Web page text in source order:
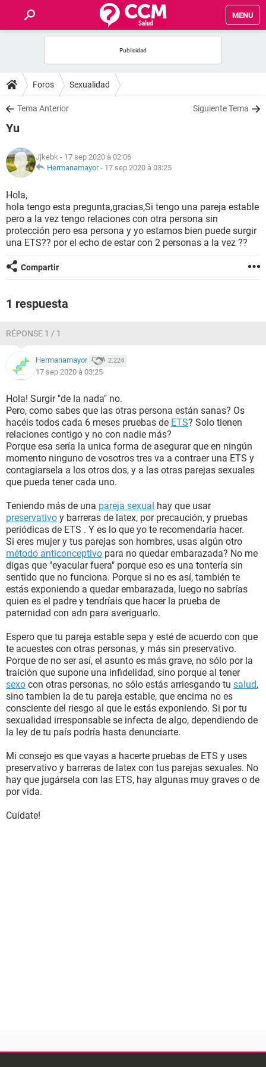
MENU
FORUMS
SALUD
NUTRICIÓN
BIENESTAR
SEXUALIDAD
GLOSARIO
Foros Sexualidad
Tema Anterior Siguiente Tema
Yu
Jjkebk - 17 sep 2020 à 02:06
Hermanamayor- 17 sep 2020 à 03:25
Hola,
hola tengo esta pregunta,gracias,Si tengo una pareja estable
pero a la vez tengo relaciones con otra persona sin
protección pero esa persona y yo estamos bien puede surgir
una ETS?? por el echo de estar con 2 personas a la vez ??
Compartir
1 respuesta
RÉPONSE 1 / 1
Hermanamayor 2.224
17 sep 2020 à 03:25
Hola! Surgir "de la nada" no.
Pero, como sabes que las otras persona están sanas? Os
hacéis todos cada 6 meses pruebas de ETS? Solo tienen
relaciones contigo y no con nadie más?
Porque esa sería la unica forma de asegurar que en ningún
momento ninguno de vosotros tres va a contraer una ETS y
contagiarsela a los otros dos, y a las otras parejas sexuales
que pueda tener cada uno.
Teniendo más de una pareja sexual hay que usar
preservativo y barreras de latex, por precaución, y pruebas
periódicas de ETS . Y es lo que yo te recomendaría hacer.
Si eres mujer y tus parejas son hombres, usas algún otro
método anticonceptivo para no quedar embarazada? No me
digas que "eyacular fuera" porque eso es una tontería sin
sentido que no funciona. Porque si no es así, también te
estás exponiendo a quedar embarazada, luego no sabrías
quien es el padre y tendríais que hacer la prueba de
paternidad con adn para averiguarlo.
Espero que tu pareja estable sepa y esté de acuerdo con que
te acuestes con otras personas, y más sin preservativo.
Porque de no ser así, el asunto es más grave, no sólo por la
traición que supone una infidelidad, sino porque al tener
sexo con otras personas, no sólo estás arriesgando tu salud,
sino tambien la de tu pareja estable, que encima no es
consciente del riesgo al que le estás exponiendo. Si por tu
sexualidad irresponsable se infecta de algo, dependiendo de
la ley de tu país podría hasta denunciarte.
Mi consejo es que vayas a hacerte pruebas de ETS y uses
preservativo y barreras de latex con tus parejas sexuales. No
hay que jugársela con las ETS, hay algunas muy graves o de
por vida.
Cuídate!